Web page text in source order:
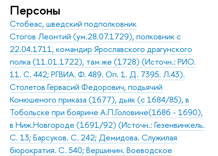
Персоны
Стобеас, шведский подполковник
Стогов Леонтий (ум.28.07.1729), полковник с
22.04.1711, командир Ярославского драгунского
полка (11.01.1722), там же (1728) (Источн.: РИО.
11. С. 442; РГВИА. Ф. 489. Оп. 1. Д. 7395. Л.43).
Столетов Гервасий Федорович, подьячий
Конюшеного приказа (1677), дьяк (с 1684/85), в
Тобольске при боярине А.П.Головине(1686 - 1690),
в Ниж.Новгороде (1691/92) (Источн.: Гезенвинкель.
С. 13; Барсуков. С. 242; Демидова. Служилая
бюрократия. С. 540; Вершинин. Воеводское